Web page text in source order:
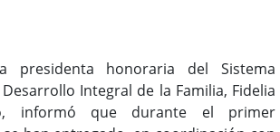
presidenta honoraria del Sistema
Integral de la Familia, Fidelia
informó que durante el primer